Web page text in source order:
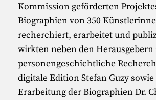
Kommission geförderten
Biographien von 350
recherchiert, erarbeitet und
wirkten neben den
personengeschichtliche
digitale Edition Stefan Guzy
Erarbeitung der Biographien Dr.